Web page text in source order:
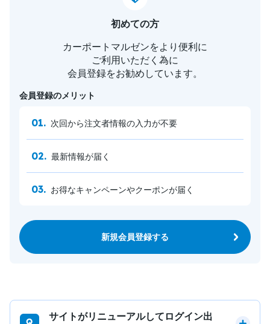
初めての方
カーポートマルゼンをより便利に
ご利用いただく為に
会員登録をお勧めしています。
会員登録のメリット
次回から注文者情報の入力が不要
最新情報が届く
お得なキャンペーンやクーポンが届く
新規会員登録する
サイトがリニューアルしてログイン出